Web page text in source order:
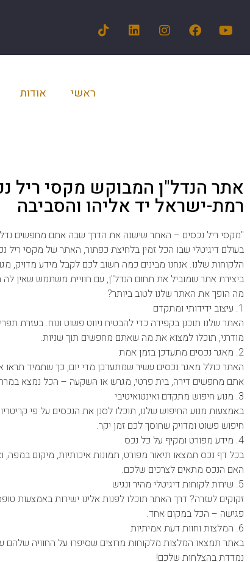
ראשי אודות
אתר הנדל"ן המבוקש מקסי ריל
רמת-ישראל יד אליהו והסביבה
"מקסי ריל נכסים – האתר שישנה את הדרך שבה אתם מחפשים
בעולם דיגיטלי שבו הכל זמין בלחיצת כפתור, האתר של מקסי
הלקוחות שלנו. אנחנו מבינים כמה חשוב לכם לקבל מידע מדויק,
ביצירת אתר שמוביל את תחום הנדל"ן, עם חוויית משתמש שאין לה
מה הופך את האתר שלנו לטוב ביותר?
1. עיצוב ידידותי ומתקדם
האתר שלנו תוכנן בקפידה כדי להבטיח ניווט פשוט ונוח. בעזרת
מודרני, תוכלו למצוא את מה שאתם מחפשים תוך שניות.
2. מאגר נכסים מתעדכן בזמן אמת
האתר כולל מאגר נכסים עשיר שמתעדכן מדי יום, כך שתמיד
אתם מחפשים דירה, בית פרטי, מגרש או השקעה – הכל נמצא
3. מנוע חיפוש מתקדם ואינטואיטיבי
באמצעות מנוע החיפוש שלנו, תוכלו לסנן את הנכסים על פי
חיפוש פשוט ומדויק שחוסך לכם זמן יקר.
4. מידע מפורט ומקיף על כל נכס
בכל דף נכס תמצאו תיאור מפורט, תמונות איכותיות, מיקום במפה,
האם הנכס מתאים לצרכים שלכם.
5. שירות לקוחות דיגיטלי מהיר ונגיש
זקוקים לעזרה? דרך האתר תוכלו לפנות אלינו ישירות באמצעות
פגישה – הכל במקום אחד.
6. המלצות וחוות דעת אמיתיות
באתר תמצאו המלצות מלקוחות מרוצים שסיפרו על החוויה שלהם
נמדדת בהצלחות שלכם!